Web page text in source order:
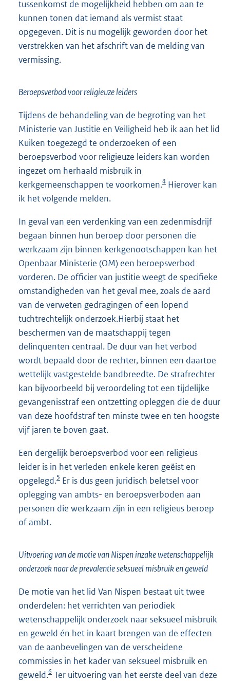
tussenkomst de mogelijkheid hebben om aan te
kunnen tonen dat iemand als vermist staat
opgegeven. Dit is nu mogelijk geworden door het
verstrekken van het afschrift van de melding van
vermissing.
Beroepsverbod voor religieuze leiders
Tijdens de behandeling van de begroting van het
Ministerie van Justitie en Veiligheid heb ik aan het lid
Kuiken toegezegd te onderzoeken of een
beroepsverbod voor religieuze leiders kan worden
ingezet om herhaald misbruik in
kerkgemeenschappen te voorkomen.4 Hierover kan
ik het volgende melden.
In geval van een verdenking van een zedenmisdrijf
begaan binnen hun beroep door personen die
werkzaam zijn binnen kerkgenootschappen kan het
Openbaar Ministerie (OM) een beroepsverbod
vorderen. De officier van justitie weegt de specifieke
omstandigheden van het geval mee, zoals de aard
van de verweten gedragingen of een lopend
tuchtrechtelijk onderzoek.Hierbij staat het
beschermen van de maatschappij tegen
delinquenten centraal. De duur van het verbod
wordt bepaald door de rechter, binnen een daartoe
wettelijk vastgestelde bandbreedte. De strafrechter
kan bijvoorbeeld bij veroordeling tot een tijdelijke
gevangenisstraf een ontzetting opleggen die de duur
van deze hoofdstraf ten minste twee en ten hoogste
vijf jaren te boven gaat.
Een dergelijk beroepsverbod voor een religieus
leider is in het verleden enkele keren geëist en
opgelegd.5 Er is dus geen juridisch beletsel voor
oplegging van ambts- en beroepsverboden aan
personen die werkzaam zijn in een religieus beroep
of ambt.
Uitvoering van de motie van Nispen inzake wetenschappelijk
onderzoek naar de prevalentie seksueel misbruik en geweld
De motie van het lid Van Nispen bestaat uit twee
onderdelen: het verrichten van periodiek
wetenschappelijk onderzoek naar seksueel misbruik
en geweld én het in kaart brengen van de effecten
van de aanbevelingen van de verscheidene
commissies in het kader van seksueel misbruik en
geweld.6 Ter uitvoering van het eerste deel van deze